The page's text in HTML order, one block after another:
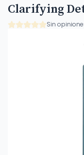
Clarifying
Sin